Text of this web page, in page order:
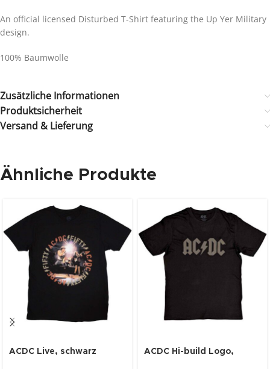
An official licensed Disturbed T-Shirt featuring the Up Yer Military
design.
100% Baumwolle
Zusätzliche Informationen
Produktsicherheit
Versand & Lieferung
Ähnliche Produkte
ACDC Live, schwarz
ACDC Hi-build Logo,